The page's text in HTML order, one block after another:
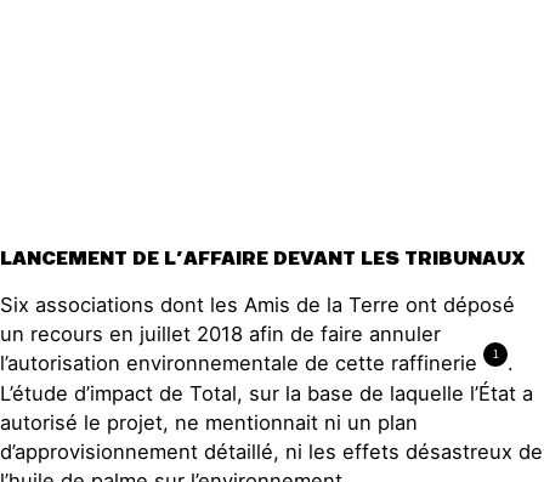
LANCEMENT DE L’AFFAIRE DEVANT LES TRIBUNAUX
Six associations dont les Amis de la Terre ont déposé
un recours en juillet 2018 afin de faire annuler
l’autorisation environnementale de cette raffinerie
1
.
L’étude d’impact de Total, sur la base de laquelle l’État a
autorisé le projet, ne mentionnait ni un plan
d’approvisionnement détaillé, ni les effets désastreux de